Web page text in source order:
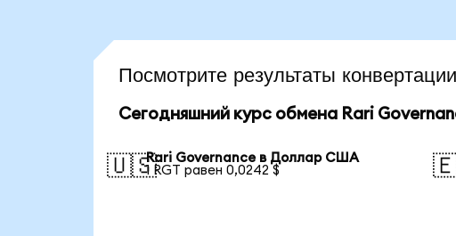
Посмотрите результаты
Сегодняшний курс обмена Rari
🇺🇸Rari Governance в Доллар США
1 RGT равен 0,0242 $